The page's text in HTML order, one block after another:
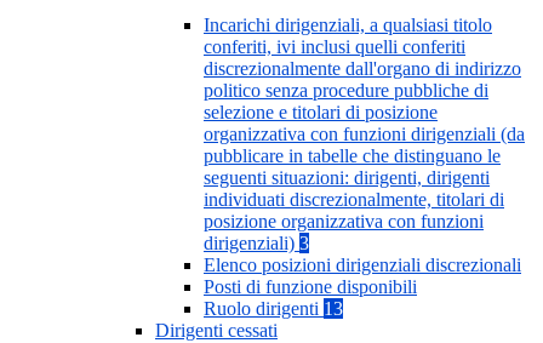
Incarichi dirigenziali, a qualsiasi titolo
conferiti, ivi inclusi quelli conferiti
discrezionalmente dall'organo di indirizzo
politico senza procedure pubbliche di
selezione e titolari di posizione
organizzativa con funzioni dirigenziali (da
pubblicare in tabelle che distinguano le
seguenti situazioni: dirigenti, dirigenti
individuati discrezionalmente, titolari di
posizione organizzativa con funzioni
dirigenziali) 3
Elenco posizioni dirigenziali discrezionali
Posti di funzione disponibili
Ruolo dirigenti 13
Dirigenti cessati